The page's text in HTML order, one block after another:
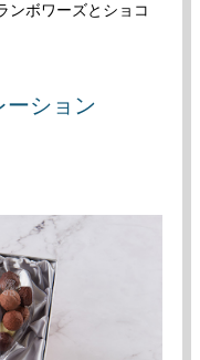
ンボワーズとショコ
ーション